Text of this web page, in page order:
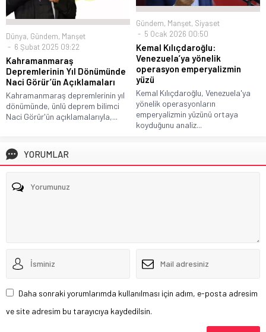
Dünya, Gündem, Manşet
6 Şubat 2025 09:22
Kahramanmaraş
Depremlerinin Yıl Dönümünde
Naci Görür’ün Açıklamaları
Kahramanmaraş depremlerinin yıl
dönümünde, ünlü deprem bilimci
Naci Görür'ün açıklamalarıyla,...
Gündem, Manşet, Siyaset
5 Ocak 2026 00:50
Kemal Kılıçdaroğlu:
Venezuela’ya yönelik
operasyon emperyalizmin
yüzü
Kemal Kılıçdaroğlu, Venezuela'ya
yönelik operasyonların
emperyalizmin yüzünü ortaya
koyduğunu analiz...
YORUMLAR
Daha sonraki yorumlarımda kullanılması için adım, e-posta adresim
ve site adresim bu tarayıcıya kaydedilsin.